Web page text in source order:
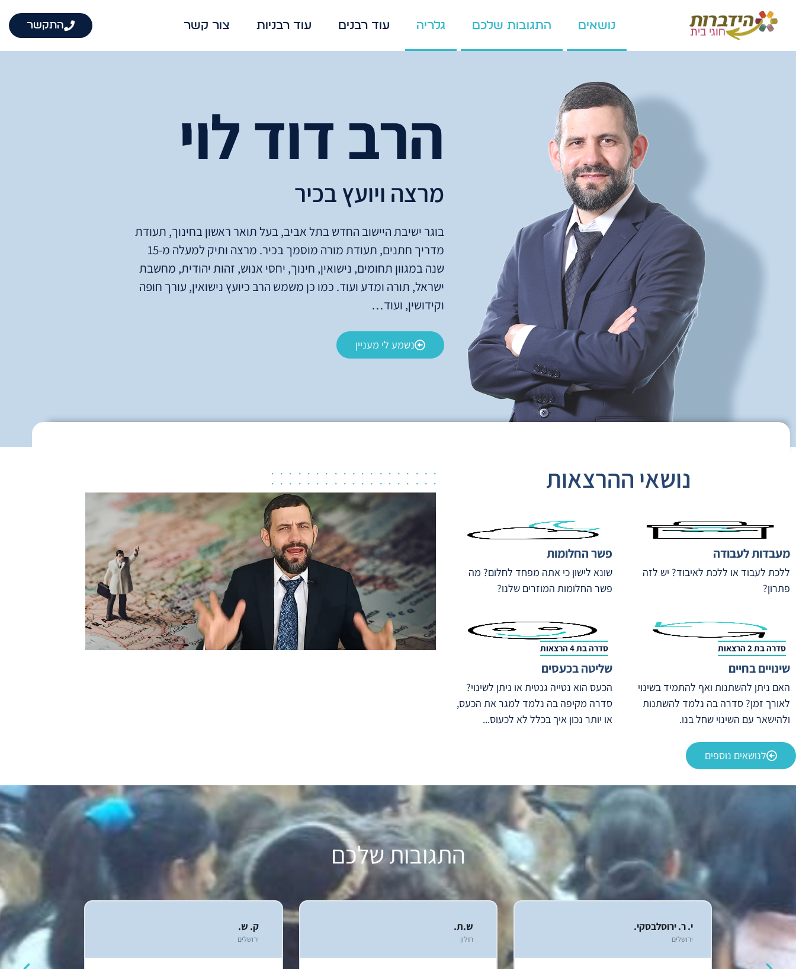
נושאים התגובות שלכם גלריה עוד רבנים עוד רבניות צור קשר התקשר
הרב דוד לוי
מרצה ויועץ בכיר
בוגר ישיבת היישוב החדש בתל אביב, בעל תואר ראשון בחינוך, תעודת
מדריך חתנים, תעודת מורה מוסמך בכיר.
מרצה ותיק למעלה מ-15
שנה במגוון תחומים, נישואין, חינוך, יחסי אנוש, זהות יהודית, מחשבת
ישראל, תורה ומדע ועוד. כמו כן משמש הרב כיועץ נישואין, עורך חופה
וקידושין, ועוד…
נשמע לי מעניין
נושאי ההרצאות
מעבדות לעבודה
ללכת לעבוד או ללכת לאיבוד? יש לזה
פתרון?
פשר החלומות
שונא לישון כי אתה מפחד לחלום? מה
פשר החלומות המוזרים שלנו?
סדרה בת 2 הרצאות
שינויים בחיים
האם ניתן להשתנות ואף להתמיד בשינוי
לאורך זמן? סדרה בה נלמד להשתנות
ולהישאר עם השינוי שחל בנו.
סדרה בת 4 הרצאות
שליטה בכעסים
הכעס הוא נטייה גנטית או ניתן לשינוי?
סדרה מקיפה בה נלמד למגר את הכעס,
או יותר נכון איך בכלל לא לכעוס...
לנושאים נוספים
התגובות שלכם
י. ר. ירוסלבסקי.
ירושלים
ש.ת.
חולון
ק. ש.
ירושלים